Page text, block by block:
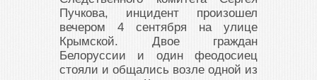
Пучкова, инцидент произошел
вечером 4 сентября на улице
Крымской. Двое граждан
Белоруссии и один феодосиец
стояли и общались возле одной из